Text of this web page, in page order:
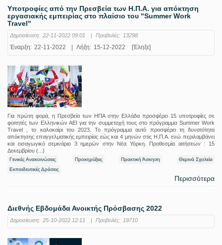
Υποτροφίες από την Πρεσβεία των Η.Π.Α. για απόκτηση
εργασιακής εμπειρίας στο πλαίσιο του "Summer Work
Travel"
Δημοσίευση: 22-11-2022 09:01 | Προβολές: 13298
Έναρξη: 22-11-2022 Λήξη: 15-12-2022 [Έληξε]
Για πρώτη φορά, η Πρεσβεία των ΗΠΑ στην Ελλάδα προσφέρει 15 υποτροφίες σε
φοιτητές των Ελληνικών ΑΕΙ για την συμμετοχή τους στο πρόγραμμα Summer Work
Travel , το καλοκαίρι του 2023. Το πρόγραμμα αυτό προσφέρει τη δυνατότητα
απόκτησης επαγγελματικής εμπειρίας εώς και 4 μηνών στις Η.Π.Α. ενώ περιλαμβάνει
και εισαγωγικό σεμινάριο 3 ημερών στην Νέα Υόρκη. Προθεσμία αιτήσεων : 15
Δεκεμβρίου (...)
Γενικές Ανακοινώσεις Προκηρύξεις Πρακτική Άσκηση
Θερινά Σχολεία
Εκπαιδευτικές Δράσεις
Περισσότερα
Διεθνής Εβδομάδα Ανοικτής Πρόσβασης 2022
Δημοσίευση: 25-10-2022 12:11 Προβολές: 19710